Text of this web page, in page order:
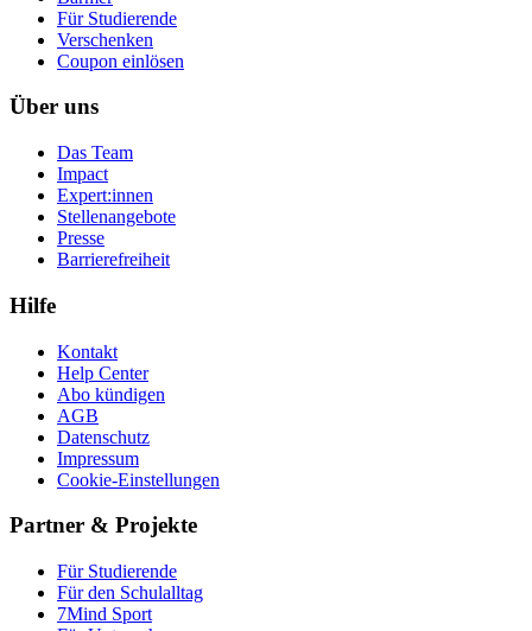
Für Studierende
Ver­schen­ken
Coupon einlösen
Über uns
Das Team
Impact
Expert:innen
Stellenangebote
Presse
Barrierefreiheit
Hilfe
Kontakt
Help Center
Abo kündigen
AGB
Datenschutz
Impressum
Cookie-Einstellungen
Partner & Projekte
Für Stu­die­rende
Für den Schulalltag
7Mind Sport